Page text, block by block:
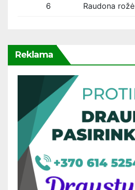
6 Raudona rožė
Reklama